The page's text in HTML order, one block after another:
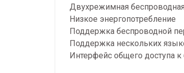
Двухрежимная
Низкое энергопотребление
Поддержка беспроводной
Поддержка нескольких
Интерфейс общего доступа